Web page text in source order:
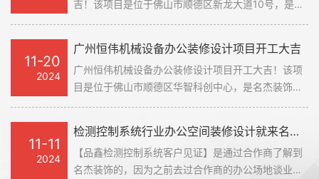
杆。
吉！该项目是位于佛山市顺德区新龙大道10号，是名
持，我们会按时保质保量的完成这个项目。名杰装饰
一直以来都在追求卓越，为大家提供更好的设计服务
和输出施工标杆。#广州办公室装修设计公司#
11-20
2024
广州恒伟机械设备办公装修设计项目开工大吉
广州恒伟机械设备办公装修设计项目开工大吉！该项
目是位于佛山市顺德区华智科创中心，是名杰装饰一
质保量的完成这个项目。名杰装饰一直以来都在追求
卓越，为大家提供更好的设计服务和输出施工标杆。
#广州办公室装修设计公司#
11-11
2024
检测控制系统行业办公空间装修设计就来名杰装饰
【品鑫检测控制系统客户见证】是通过合作商了解到
名杰装饰的，因为之前去过合作商的办公场地谈业